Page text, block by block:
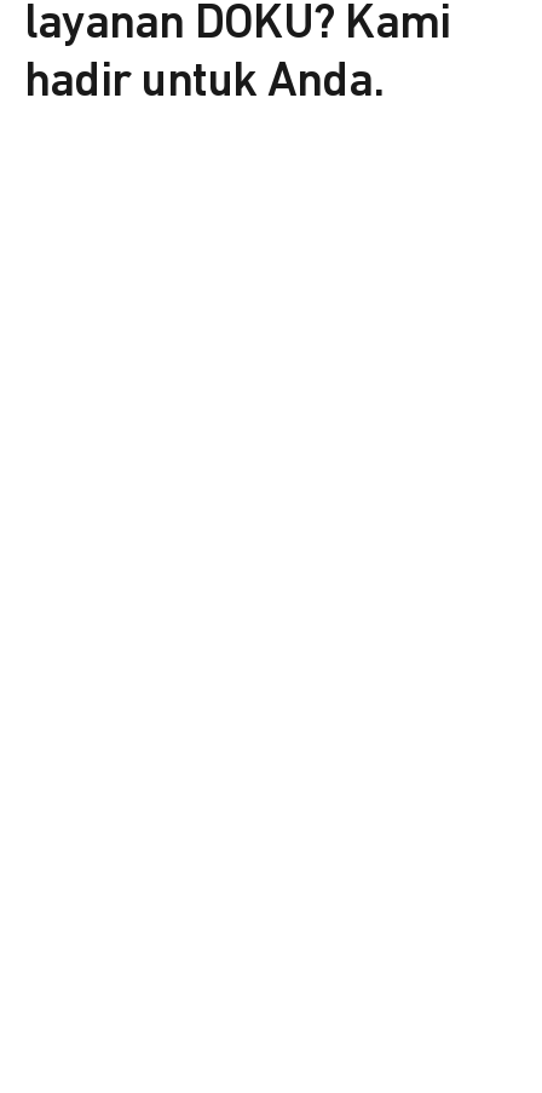
layanan DOKU? Kami
hadir untuk Anda.